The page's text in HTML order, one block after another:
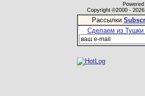
Copyright ©2000 -
Рассылки
Сделаем из Тушки